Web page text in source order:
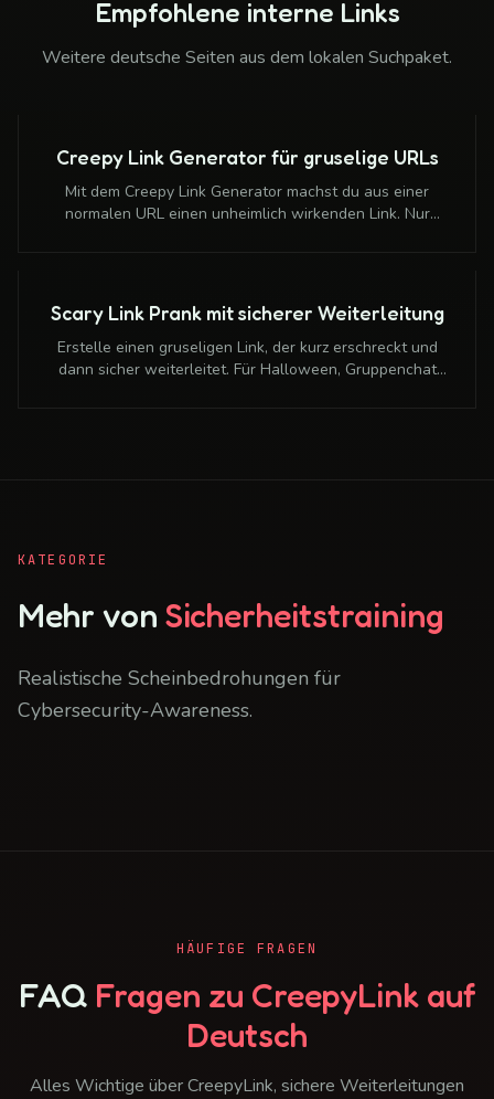
Empfohlene interne Links
Weitere deutsche Seiten aus dem lokalen Suchpaket.
Creepy Link Generator für gruselige URLs
Mit dem Creepy Link Generator machst du aus einer
normalen URL einen unheimlich wirkenden Link. Nur
Scary Link Prank mit sicherer Weiterleitung
Erstelle einen gruseligen Link, der kurz erschreckt und
dann sicher weiterleitet. Für Halloween, Gruppenchat
KATEGORIE
Mehr von Sicherheitstraining
Realistische Scheinbedrohungen für
Cybersecurity-Awareness.
HÄUFIGE FRAGEN
FAQ Fragen zu CreepyLink auf
Deutsch
Alles Wichtige über CreepyLink, sichere Weiterleitungen